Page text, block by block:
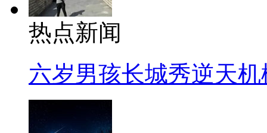
热点新闻
六岁男孩长城秀逆天机